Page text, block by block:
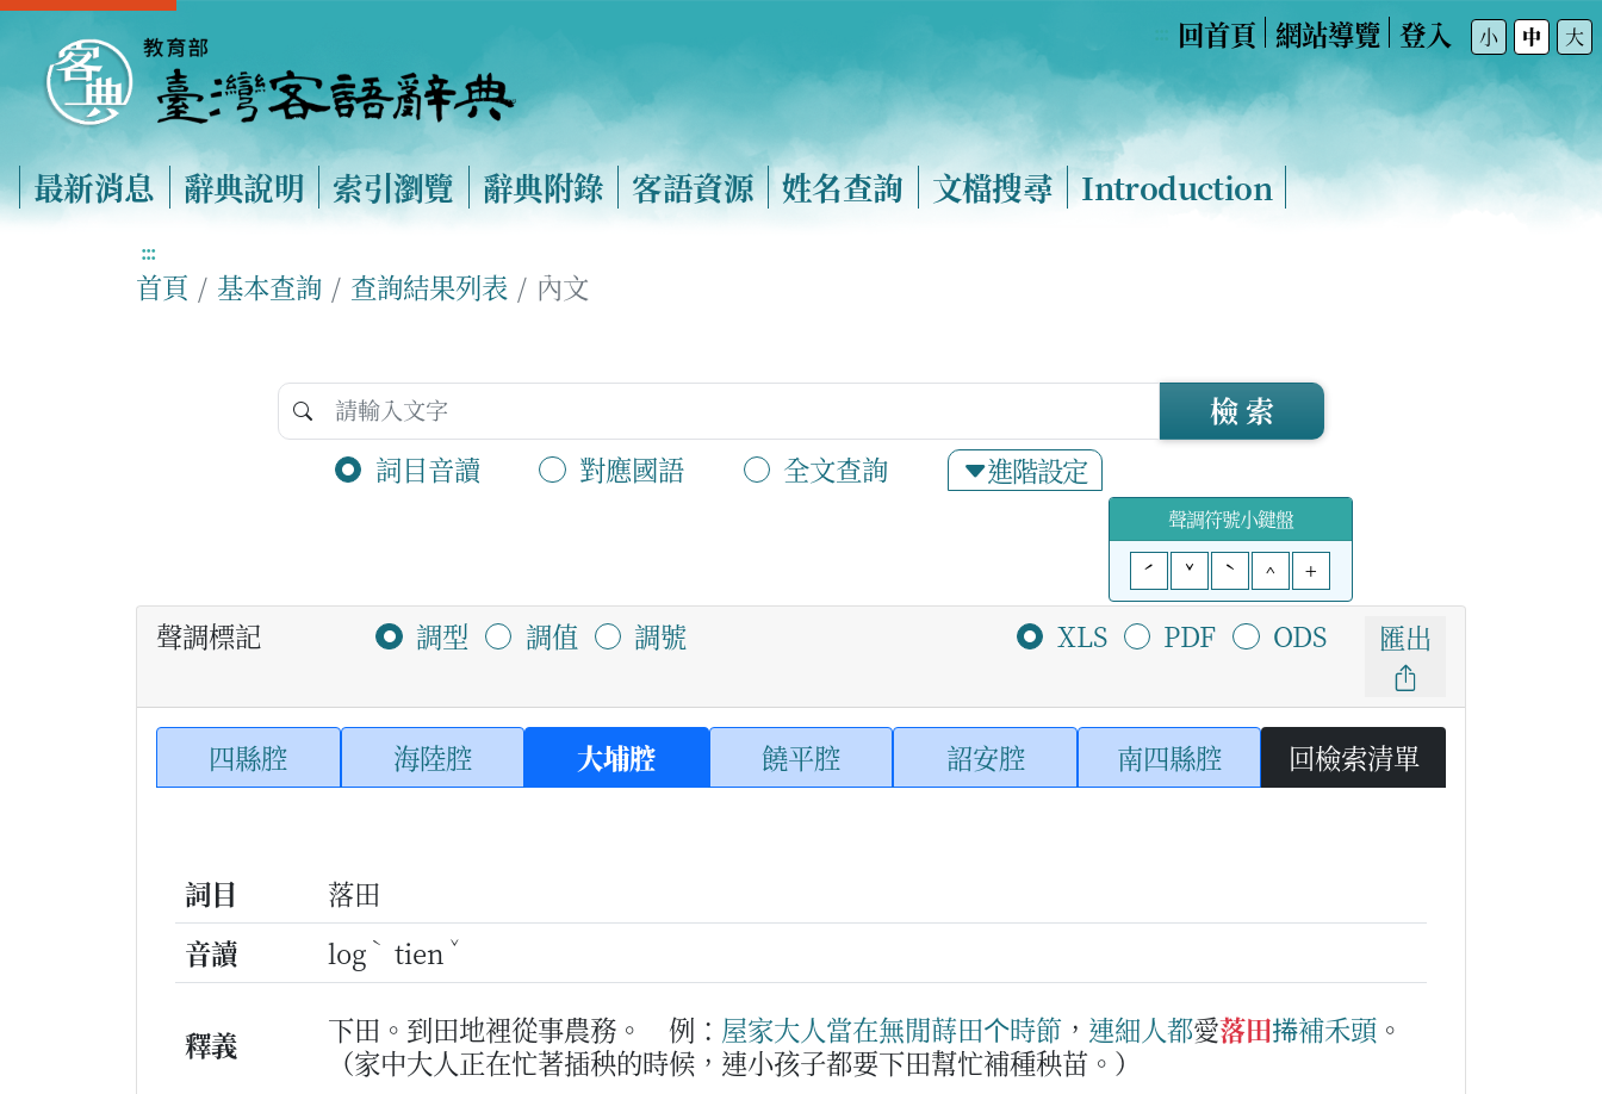
回首頁 網站導覽 登入 小 中 大
最新消息 辭典說明 索引瀏覽 辭典附錄 客語資源 姓名查詢 文檔搜尋 Introduction
:::
首頁 基本查詢 查詢結果列表 內文
詞目音讀 對應國語 全文查詢 進階設定
檢 索
聲調符號小鍵盤
ˊ
ˇ ˋ ^ +
聲調標記 調型 調值 調號 XLS PDF ODS 匯出
四縣腔 海陸腔 大埔腔 饒平腔 詔安腔 南四縣腔 回檢索清單
詞目
落田
音讀
log ˋ tien ˇ
釋義 下田。到田地裡從事農務。 例： 屋家大人當在無閒蒔田个時節 ， 連細人都愛落田𢯭補禾頭 。
（家中大人正在忙著插秧的時候，連小孩子都要下田幫忙補種秧苗。）